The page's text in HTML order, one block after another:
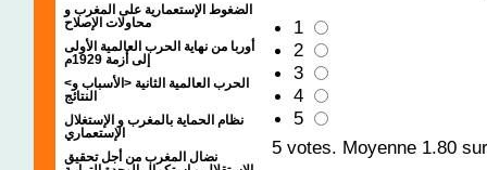
الضغوط الإستعمارية على المغرب و
محاولات الإصلاح
أوربا من نهاية الحرب العالمية الأولى
إلى أزمة 1929م
<الحرب العالمية الثانية <الأسباب و
النتائج
نظام الحماية بالمغرب و الإستغلال
الإستعماري
نضال المغرب من أجل تحقيق
1
2
3
4
5
5 votes. Moyenne 1.80